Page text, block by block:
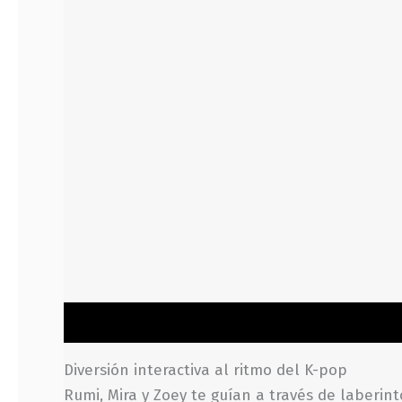
Diversión interactiva al ritmo del K-pop
Rumi, Mira y Zoey te guían a través de